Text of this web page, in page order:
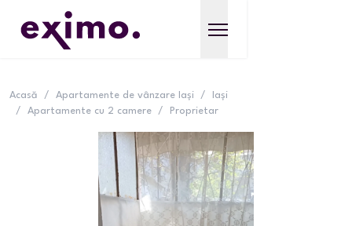
Acasă / Apartamente de vânzare Iași /
Iași
/
Apartamente cu 2 camere / Proprietar